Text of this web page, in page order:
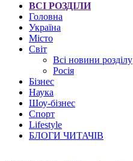
ВСІ РОЗДІЛИ
Головна
Україна
Місто
Світ
Всі новини розділу
Росія
Бізнес
Наука
Шоу-бізнес
Спорт
Lifestyle
БЛОГИ ЧИТАЧІВ